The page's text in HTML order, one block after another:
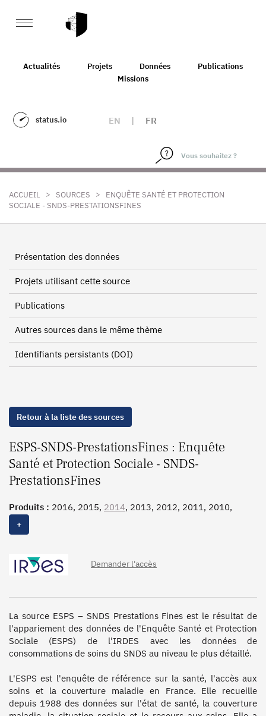
Actualités Projets Données
Publications
Missions
status.io EN | FR
ACCUEIL > SOURCES >
ENQUÊTE SANTÉ ET PROTECTION
SOCIALE - SNDS-PRESTATIONSFINES
Présentation des données
Projets utilisant cette source
Publications
Autres sources dans le même thème
Identifiants persistants (DOI)
Retour à la liste des sources
ESPS-SNDS-PrestationsFines : Enquête
Santé et Protection Sociale - SNDS-
PrestationsFines
Produits : 2016, 2015, 2014, 2013, 2012, 2011, 2010,
2008, 2006, 2004, 2002, 2000, 1998
+
Demander l'accès
La source ESPS – SNDS Prestations Fines est le résultat de
l'appariement des données de l'Enquête Santé et Protection
Sociale (ESPS) de l'IRDES avec les données de
consommations de soins du SNDS au niveau le plus détaillé.
L'ESPS est l'enquête de référence sur la santé, l'accès aux
soins et la couverture maladie en France. Elle recueille
depuis 1988 des données sur l'état de santé, la couverture